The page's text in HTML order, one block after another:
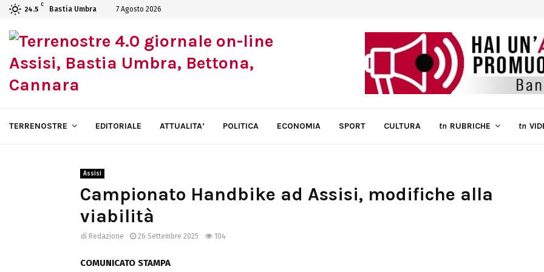
24.5
C
Bastia Umbra 7 Agosto 2026
TERRENOSTRE EDITORIALE ATTUALITA’ POLITICA ECONOMIA SPORT CULTURA tn RUBRICHE tn
Assisi
Campionato Handbike ad Assisi, modifiche alla
viabilità
di Redazione 26 Settembre 2025 104
COMUNICATO STAMPA